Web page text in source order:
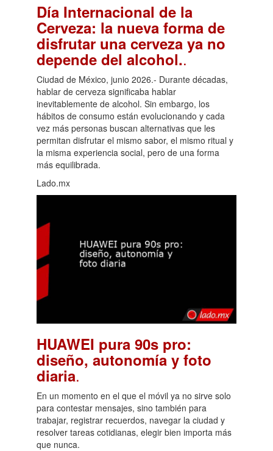
Día Internacional de la
Cerveza: la nueva forma de
disfrutar una cerveza ya no
depende del alcohol..
Ciudad de México, junio 2026.- Durante décadas,
hablar de cerveza significaba hablar
inevitablemente de alcohol. Sin embargo, los
hábitos de consumo están evolucionando y cada
vez más personas buscan alternativas que les
permitan disfrutar el mismo sabor, el mismo ritual y
la misma experiencia social, pero de una forma
más equilibrada.
Lado.mx
HUAWEI pura 90s pro:
diseño, autonomía y foto
diaria.
En un momento en el que el móvil ya no sirve solo
para contestar mensajes, sino también para
trabajar, registrar recuerdos, navegar la ciudad y
resolver tareas cotidianas, elegir bien importa más
que nunca.